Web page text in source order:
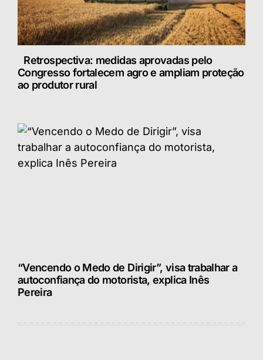
Retrospectiva: medidas aprovadas pelo
Congresso fortalecem agro e ampliam proteção
ao produtor rural
“Vencendo o Medo de Dirigir”, visa trabalhar a
autoconfiança do motorista, explica Inês
Pereira